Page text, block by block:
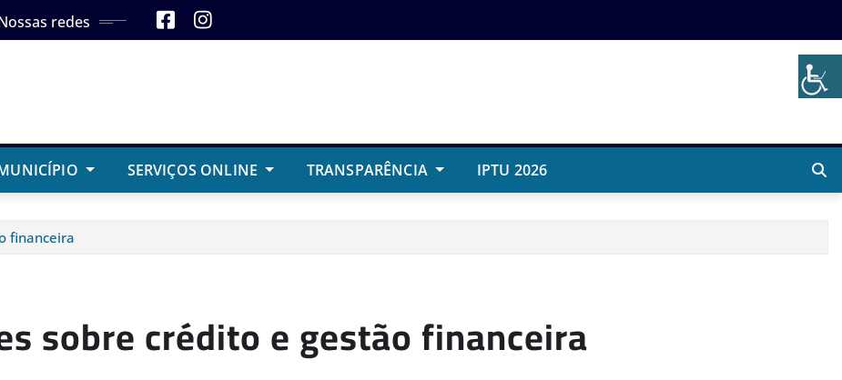
redes
SERVIÇOS ONLINE TRANSPARÊNCIA IPTU 2026
financeira
sobre crédito e gestão financeira